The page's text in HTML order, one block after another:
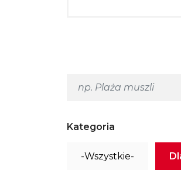
Kategoria
-Wszystkie-